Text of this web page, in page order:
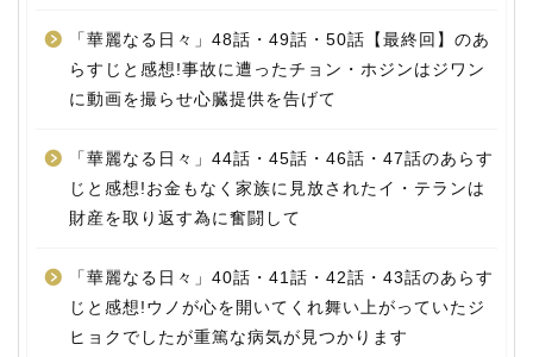
「華麗なる日々」48話・49話・50話【最終回】のあ
らすじと感想!事故に遭ったチョン・ホジンはジワン
に動画を撮らせ心臓提供を告げて
「華麗なる日々」44話・45話・46話・47話のあらす
じと感想!お金もなく家族に見放されたイ・テランは
財産を取り返す為に奮闘して
「華麗なる日々」40話・41話・42話・43話のあらす
じと感想!ウノが心を開いてくれ舞い上がっていたジ
ヒョクでしたが重篤な病気が見つかります